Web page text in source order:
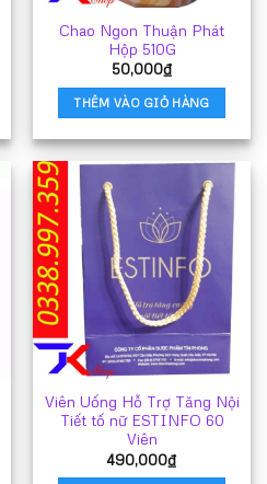
Chao Ngon Thuận Phát
Hộp 510G
50,000₫
THÊM VÀO GIỎ HÀNG
Viên Uống Hỗ Trợ Tăng Nội
Tiết tố nữ ESTINFO 60
Viên
490,000₫